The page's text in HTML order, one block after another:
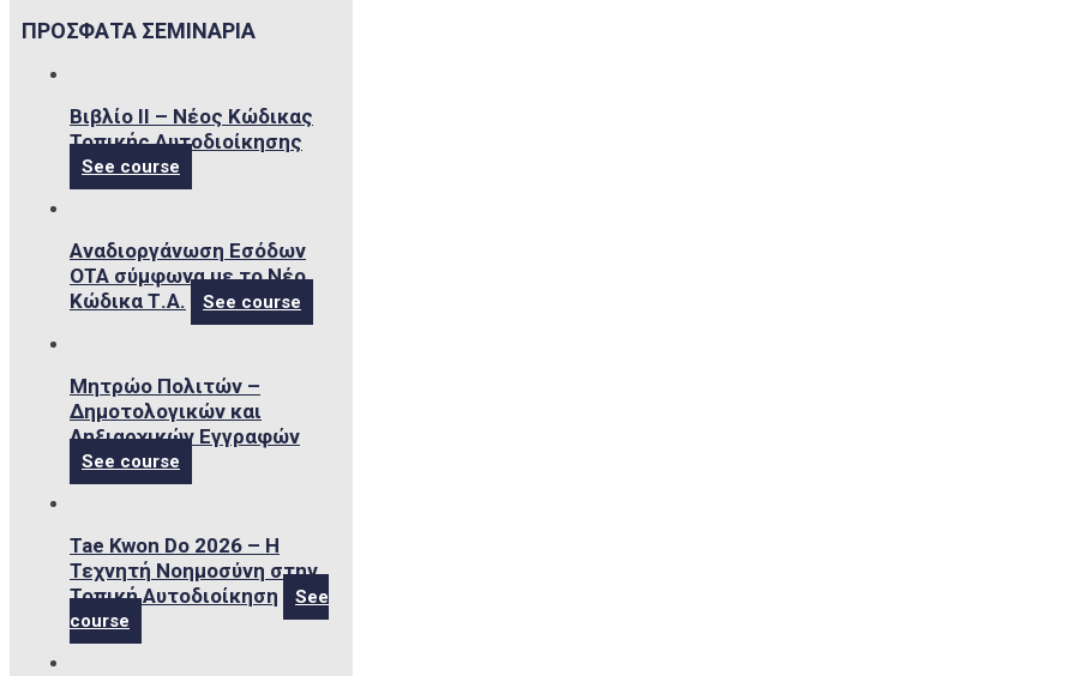
ΠΡΟΣΦΑΤΑ ΣΕΜΙΝΑΡΙΑ
Βιβλίο ΙΙ – Νέος Κώδικας
Τοπικής Αυτοδιοίκησης
See course
Αναδιοργάνωση Εσόδων
ΟΤΑ σύμφωνα με το Νέο
Κώδικα Τ.Α.
See course
Μητρώο Πολιτών –
Δημοτολογικών και
Ληξιαρχικών Εγγραφών
See course
Tae Kwon Do 2026 – Η
Τεχνητή Νοημοσύνη στην
Τοπική Αυτοδιοίκηση
See
course